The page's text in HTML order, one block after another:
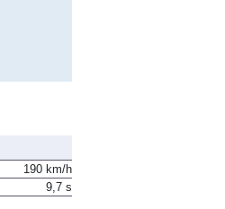
190 km/h